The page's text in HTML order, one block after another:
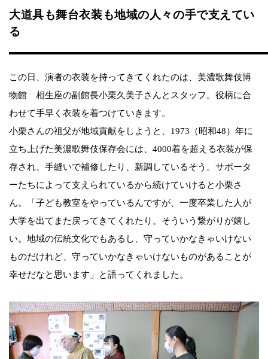
大道具も舞台衣装も地域の人々の手で支えてい
る
この日、演者の衣装を持ってきてくれたのは、美濃歌舞伎博
物館 相生座の副館長小栗久美子さんとスタッフ。役柄に合
わせて手早く衣装を着つけていきます。
小栗さんの祖父が地域貢献をしようと、1973（昭和48）年に
立ち上げた美濃歌舞伎保存会には、4000着を超える衣装が保
存され、手縫いで補修したり、新調しているそう。サポータ
ーたちによって支えられているから続けていけると小栗さ
ん。「子ども教室をやっているんですが、一度卒業した人が
大学を出てまた戻ってきてくれたり。そういう繋がりが嬉し
い。地域の伝統文化でもあるし、守っていかなきゃいけない
ものだけれど、守っていかなきゃいけないものがあることが
幸せだなと思います」と語ってくれました。